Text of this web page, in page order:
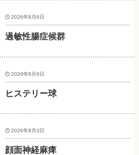
過敏性腸症候群
2026年8月6日
ヒステリー球
2026年8月6日
顔面神経麻痺
2026年8月3日